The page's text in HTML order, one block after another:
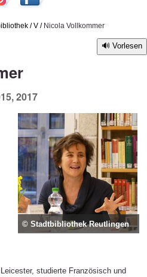
/V / Nicola Vollkommer
Vorlesen
2017
© Stadtbibliothek Reutlingen
studierte Französisch und